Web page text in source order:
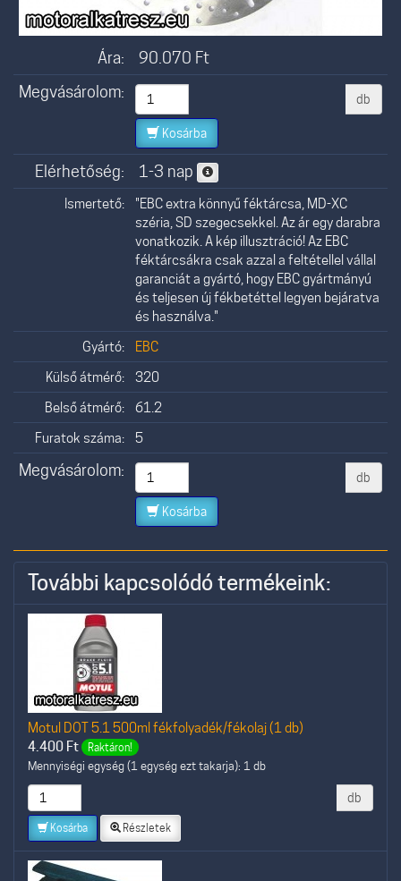
Ára: 90.070 Ft
Megvásárolom:
db
Kosárba
Elérhetőség: 1-3 nap
Ismertető:
"EBC extra könnyű féktárcsa, MD-XC
széria, SD szegecsekkel. Az ár egy darabra
vonatkozik. A kép illusztráció! Az EBC
féktárcsákra csak azzal a feltétellel vállal
garanciát a gyártó, hogy EBC gyártmányú
és teljesen új fékbetéttel legyen bejáratva
és használva."
Gyártó:
EBC
Külső átmérő:
320
Belső átmérő:
61.2
Furatok száma:
5
Megvásárolom: db
Kosárba
További kapcsolódó termékeink:
Motul DOT 5.1 500ml fékfolyadék/fékolaj (1 db)
4.400 Ft Raktáron!
Mennyiségi egység (1 egység ezt takarja): 1 db
db
Kosárba Részletek